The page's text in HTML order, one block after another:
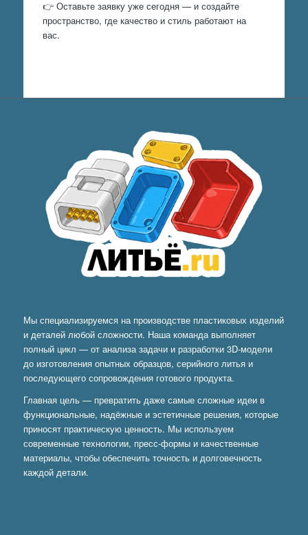
👉 Оставьте заявку уже сегодня — и создайте
пространство, где качество и стиль работают на
вас.
Мы специализируемся на производстве пластиковых изделий
и деталей любой сложности. Наша команда выполняет
полный цикл — от анализа задачи и разработки 3D-модели
до изготовления опытных образцов, серийного литья и
последующего сопровождения готового продукта.
Главная цель — превратить даже самые сложные идеи в
функциональные, надёжные и эстетичные решения, которые
приносят практическую ценность. Мы используем
современные технологии, пресс-формы и качественные
материалы, чтобы обеспечить точность и долговечность
каждой детали.